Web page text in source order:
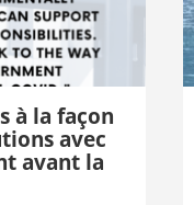
à la façon
avec
avant la